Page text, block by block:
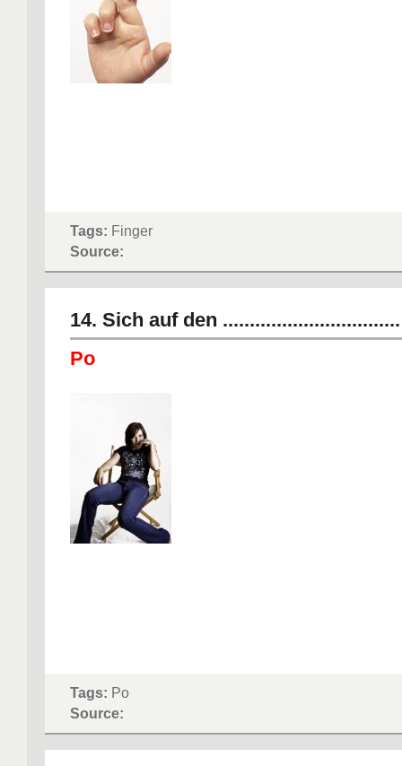
Tags: Finger
Source:
14. Sich auf den
Po
Tags: Po
Source: